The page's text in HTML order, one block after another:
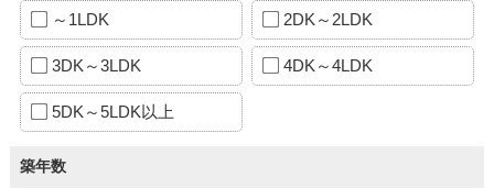
～1LDK 2DK～2LDK
3DK～3LDK 4DK～4LDK
5DK～5LDK以上
築年数